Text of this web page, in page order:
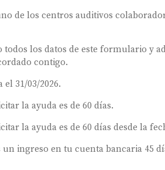
de los centros auditivos
todos los datos de este formulario y
contigo.
el 31/03/2026.
la ayuda es de 60 días.
la ayuda es de 60 días desde la
ingreso en tu cuenta bancaria 45